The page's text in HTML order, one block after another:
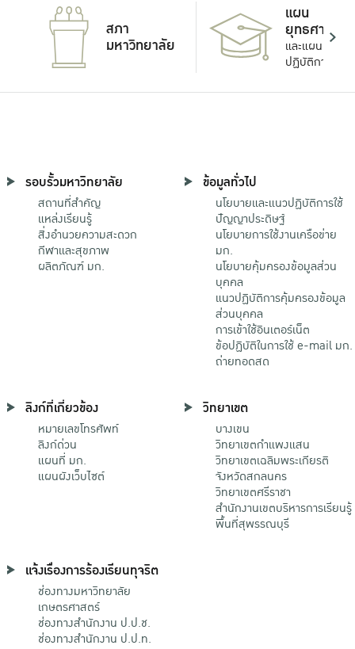
สภา
มหาวิทยาลัย
แผน
ยุทธศาสตร์
และแผน
ปฏิบัติการ
รอบรั้วมหาวิทยาลัย
สถานที่สำคัญ
แหล่งเรียนรู้
สิ่งอำนวยความสะดวก
กีฬาและสุขภาพ
ผลิตภัณฑ์ มก.
ข้อมูลทั่วไป
นโยบายและแนวปฏิบัติการใช้
ปัญญาประดิษฐ์
นโยบายการใช้งานเครือข่าย
มก.
นโยบายคุ้มครองข้อมูลส่วน
บุคคล
แนวปฏิบัติการคุ้มครองข้อมูล
ส่วนบุคคล
การเข้าใช้อินเตอร์เน็ต
ข้อปฏิบัติในการใช้ e-mail มก.
ถ่ายทอดสด
ลิงก์ที่เกี่ยวข้อง
หมายเลขโทรศัพท์
ลิงก์ด่วน
แผนที่ มก.
แผนผังเว็บไซต์
วิทยาเขต
บางเขน
วิทยาเขตกําแพงแสน
วิทยาเขตเฉลิมพระเกียรติ
จังหวัดสกลนคร
วิทยาเขตศรีราชา
สำนักงานเขตบริหารการเรียนรู้
พื้นที่สุพรรณบุรี
แจ้งเรื่องการร้องเรียนทุจริต
ช่องทางมหาวิทยาลัย
เกษตรศาสตร์
ช่องทางสำนักงาน ป.ป.ช.
ช่องทางสำนักงาน ป.ป.ท.